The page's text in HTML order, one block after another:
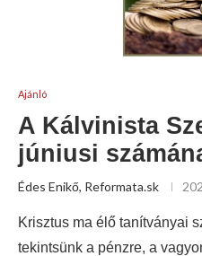
Ajánló
A Kálvinista
júniusi
Édes Enikő, Reformata.sk
Krisztus ma élő tanítványai
tekintsünk a pénzre, a